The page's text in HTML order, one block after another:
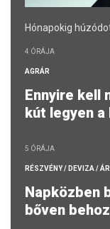
Hónapokig
4 ÓRÁJA
AGRÁR
Ennyire kell
kút legyen
5 ÓRÁJA
RÉSZVÉNY / DEVIZA /
Napközben
bőven